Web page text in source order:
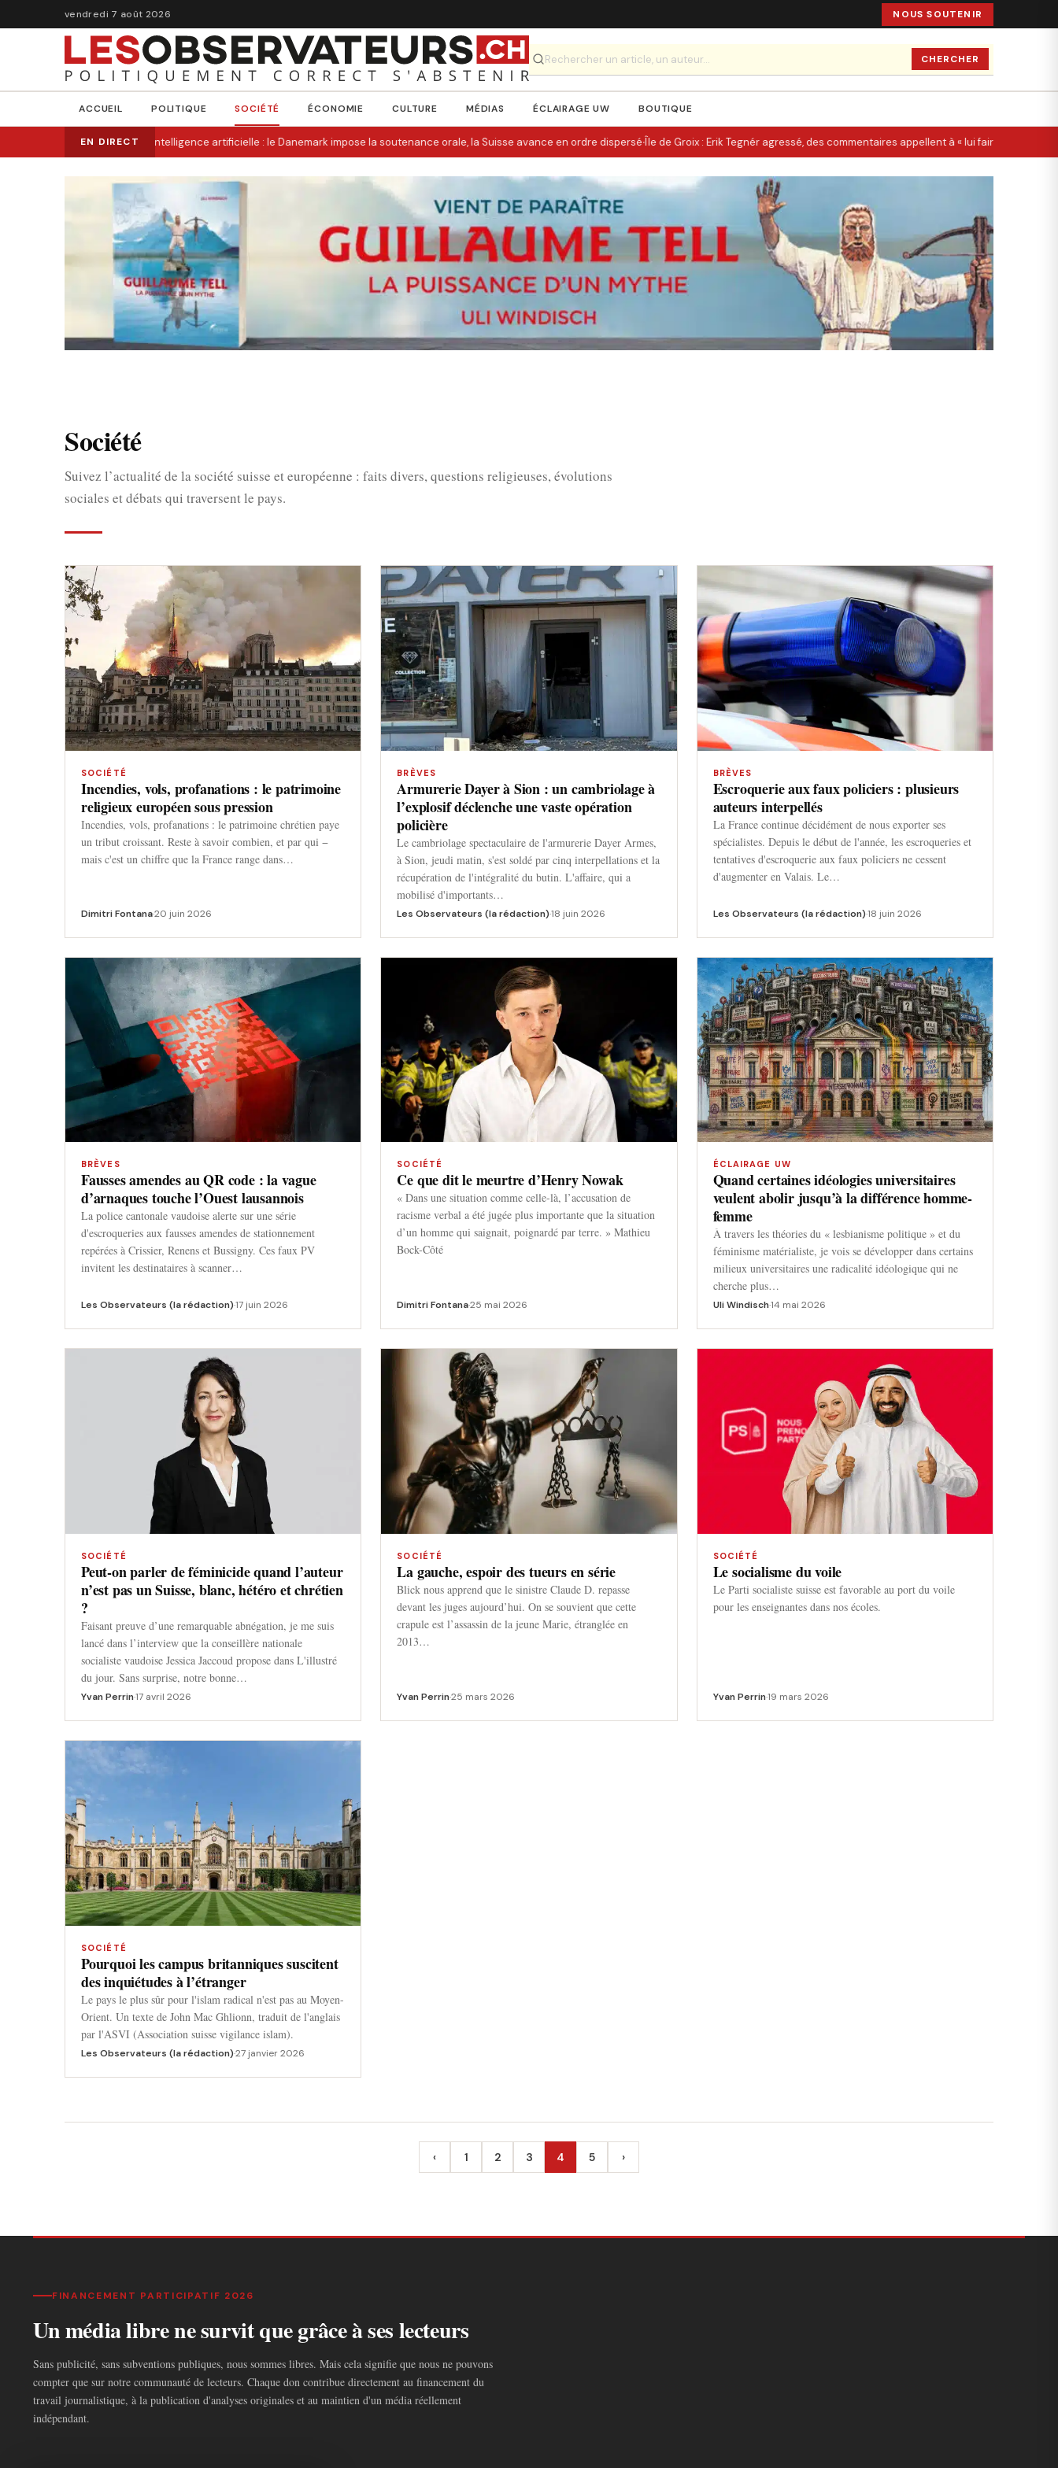
vendredi 7 août 2026 NOUS SOUTENIR
CHERCHER
ACCUEIL POLITIQUE SOCIÉTÉ ÉCONOMIE CULTURE MÉDIAS ÉCLAIRAGE UW BOUTIQUE
EN DIRECT
Triche à l’intelligence artificielle : le Danemark impose la soutenance orale, la Suisse avance en ordre dispersé·Île de Groix : Erik Tegnér agressé, des commentaires appellent à « lui faire une Quentin »
Société
Suivez l’actualité de la société suisse et européenne : faits divers, questions religieuses, évolutions
sociales et débats qui traversent le pays.
SOCIÉTÉ
Incendies, vols, profanations : le patrimoine
religieux européen sous pression
Incendies, vols, profanations : le patrimoine chrétien paye
un tribut croissant. Reste à savoir combien, et par qui −
mais c'est un chiffre que la France range dans…
Dimitri Fontana·20 juin 2026
BRÈVES
Armurerie Dayer à Sion : un cambriolage à
l’explosif déclenche une vaste opération
policière
Le cambriolage spectaculaire de l'armurerie Dayer Armes,
à Sion, jeudi matin, s'est soldé par cinq interpellations et la
récupération de l'intégralité du butin. L'affaire, qui a
mobilisé d'importants…
Les Observateurs (la rédaction)·18 juin 2026
BRÈVES
Escroquerie aux faux policiers : plusieurs
auteurs interpellés
La France continue décidément de nous exporter ses
spécialistes. Depuis le début de l'année, les escroqueries et
tentatives d'escroquerie aux faux policiers ne cessent
d'augmenter en Valais. Le…
Les Observateurs (la rédaction)·18 juin 2026
BRÈVES
Fausses amendes au QR code : la vague
d’arnaques touche l’Ouest lausannois
La police cantonale vaudoise alerte sur une série
d'escroqueries aux fausses amendes de stationnement
repérées à Crissier, Renens et Bussigny. Ces faux PV
invitent les destinataires à scanner…
Les Observateurs (la rédaction)·17 juin 2026
SOCIÉTÉ
Ce que dit le meurtre d’Henry Nowak
« Dans une situation comme celle-là, l’accusation de
racisme verbal a été jugée plus importante que la situation
d’un homme qui saignait, poignardé par terre. » Mathieu
Bock-Côté
Dimitri Fontana·25 mai 2026
ÉCLAIRAGE UW
Quand certaines idéologies universitaires
veulent abolir jusqu’à la différence homme-
femme
À travers les théories du « lesbianisme politique » et du
féminisme matérialiste, je vois se développer dans certains
milieux universitaires une radicalité idéologique qui ne
cherche plus…
Uli Windisch·14 mai 2026
SOCIÉTÉ
Peut-on parler de féminicide quand l’auteur
n’est pas un Suisse, blanc, hétéro et chrétien
?
Faisant preuve d’une remarquable abnégation, je me suis
lancé dans l’interview que la conseillère nationale
socialiste vaudoise Jessica Jaccoud propose dans L'illustré
du jour. Sans surprise, notre bonne…
Yvan Perrin·17 avril 2026
SOCIÉTÉ
La gauche, espoir des tueurs en série
Blick nous apprend que le sinistre Claude D. repasse
devant les juges aujourd’hui. On se souvient que cette
crapule est l’assassin de la jeune Marie, étranglée en
2013…
Yvan Perrin·25 mars 2026
SOCIÉTÉ
Le socialisme du voile
Le Parti socialiste suisse est favorable au port du voile
pour les enseignantes dans nos écoles.
Yvan Perrin·19 mars 2026
SOCIÉTÉ
Pourquoi les campus britanniques suscitent
des inquiétudes à l’étranger
Le pays le plus sûr pour l'islam radical n'est pas au Moyen-
Orient. Un texte de John Mac Ghlionn, traduit de l'anglais
par l'ASVI (Association suisse vigilance islam).
Les Observateurs (la rédaction)·27 janvier 2026
‹
Précédent
1 2 3 4 5 ›
Suivant
FINANCEMENT PARTICIPATIF 2026
Un média libre ne survit que grâce à ses lecteurs
Sans publicité, sans subventions publiques, nous sommes libres. Mais cela signifie que nous ne pouvons
compter que sur notre communauté de lecteurs. Chaque don contribue directement au financement du
travail journalistique, à la publication d'analyses originales et au maintien d'un média réellement
indépendant.